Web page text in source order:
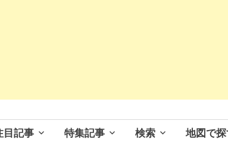
目記事 特集記事 検索 地図で